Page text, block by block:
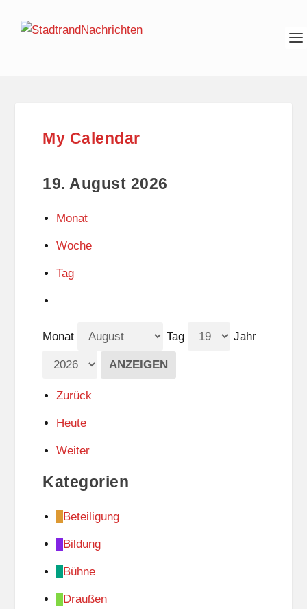
My Calendar
19. August 2026
Monat
Woche
Tag
Monat Tag Jahr
Zurück
Heute
Weiter
Kategorien
Beteiligung
Bildung
Bühne
Draußen